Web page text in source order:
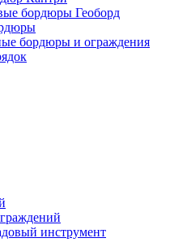
бордюры Геоборд
бордюры и ограждения
инструмент